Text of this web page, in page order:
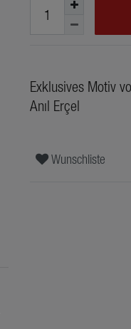
Exklusives Motiv
Anıl Erçel
Wunschliste